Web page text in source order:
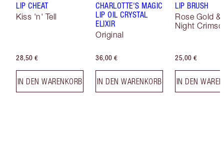
LIP CHEAT
Kiss 'n' Tell
28,50 €
IN DEN WARENKORB
CHARLOTTE'S MAGIC
LIP OIL CRYSTAL
ELIXIR
Original
36,00 €
IN DEN WARENKORB
LIP BRUSH
Rose Gold &
Night
25,00 €
IN DEN